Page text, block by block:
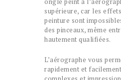
supérieure, car les
peinture sont
des pinceaux, même
hautement qualifiées.
L’aérographe vous
rapidement et